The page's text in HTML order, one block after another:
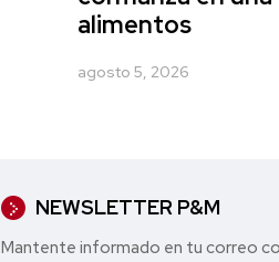
alimentos
agosto 5, 2026
NEWSLETTER P&M
Mantente informado en tu correo